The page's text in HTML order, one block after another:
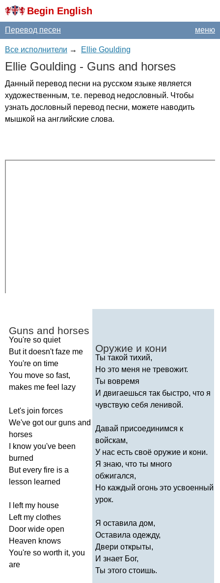
Begin English
меню
Перевод песен
Все исполнители → Ellie Goulding
Ellie Goulding - Guns and horses
Данный перевод песни на русском языке является
художественным, т.е. перевод недословный. Чтобы
узнать дословный перевод песни, можете наводить
мышкой на английские слова.
Guns and horses
You're so quiet
But it doesn't faze me
You're on time
You move so fast,
makes me feel lazy
Let's join forces
We've got our guns and
horses
know you've been
burned
But every fire is a
lesson learned
left my house
Left my clothes
Door wide open
Heaven knows
You're so worth it, you
are
Оружие и кони
Ты такой тихий,
Но это меня не тревожит.
Ты вовремя
И двигаешься так быстро, что я
чувствую себя ленивой.
Давай присоединимся к
войскам,
У нас есть своё оружие и кони.
Я знаю, что ты много
обжигался,
Но каждый огонь это усвоенный
урок.
Я оставила дом,
Оставила одежду,
Двери открыты,
И знает Бог,
Ты этого стоишь.